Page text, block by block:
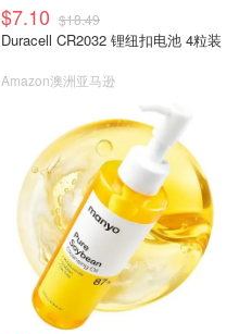
$7.10 $18.49
Duracell CR2032 锂纽扣电池 4粒装
Amazon澳洲亚马逊